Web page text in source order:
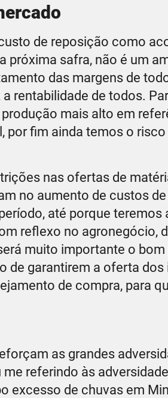
de reposição como
próxima safra, não é um
das margens de
rentabilidade de todos.
mais alto em
por fim ainda temos o
nas ofertas de
no aumento de custos
até porque
reflexo no agronegócio,
muito importante o
de garantirem a oferta
de compra, para
as grandes
referindo às
excesso de chuvas em